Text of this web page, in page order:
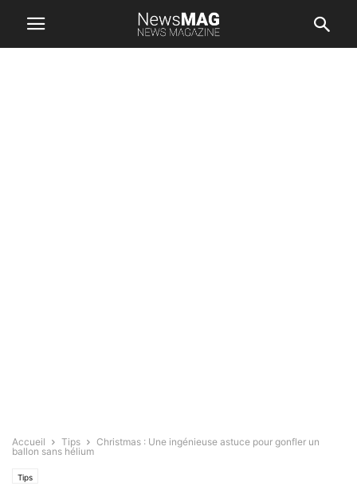
Accueil Tips
Christmas : Une ingénieuse astuce pour gonfler un
ballon sans hélium
Tips